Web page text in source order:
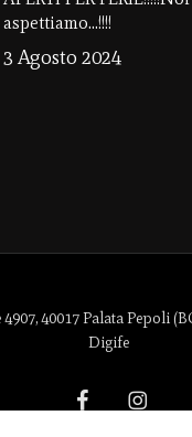
aspettiamo…!!!!
3 Agosto 2024
40017 Palata Pepoli
Digife
facebookinstagram